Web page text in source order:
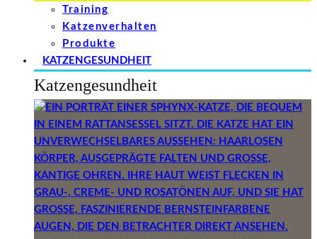
Training
Katzenverhalten
Produkte
KATZENGESUNDHEIT
Katzengesundheit